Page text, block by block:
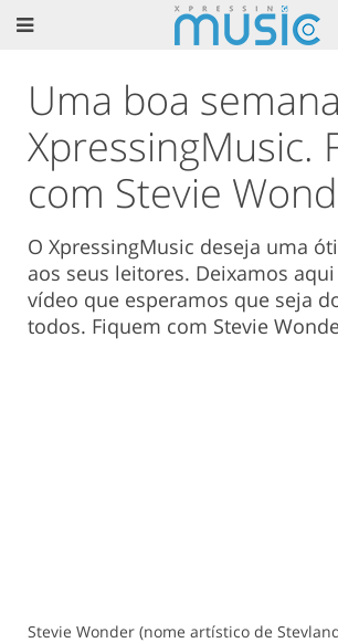
Uma boa
XpressingMusic.
com Stevie
O XpressingMusic deseja uma
aos seus leitores. Deixamos
vídeo que esperamos que seja
todos. Fiquem com Stevie
Stevie Wonder (nome artístico de